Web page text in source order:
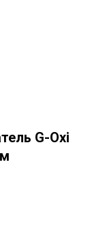
G-Oxi